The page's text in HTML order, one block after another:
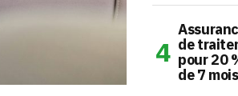
de
pour 20
de 7